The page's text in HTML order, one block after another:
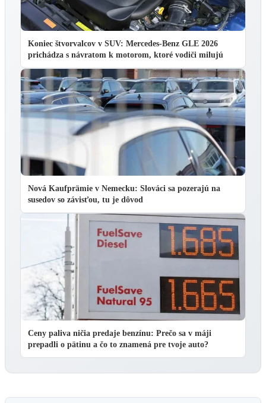
Koniec štvorvalcov v SUV: Mercedes-Benz GLE 2026
prichádza s návratom k motorom, ktoré vodiči milujú
Nová Kaufprämie v Nemecku: Slováci sa pozerajú na
susedov so závisťou, tu je dôvod
Ceny paliva ničia predaje benzínu: Prečo sa v máji
prepadli o pätinu a čo to znamená pre tvoje auto?